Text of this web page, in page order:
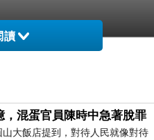
讀
，混蛋官員陳時中急著脫罪
大飯店提到，對待人民就像對待